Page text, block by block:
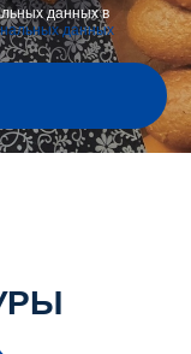
данных в
данных